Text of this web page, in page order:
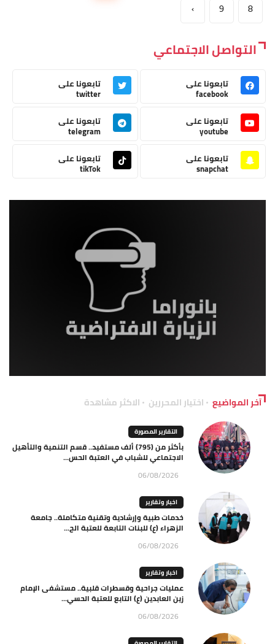
8
9
›
التواصل الاجتماعي
تابعونا على
facebook
تابعونا على
twitter
تابعونا على
youtube
تابعونا على
telegram
تابعونا على
snapchat
تابعونا على
tikTok
آخر المواضيع اختيار المحررين الاكثر مشاهدة
التقارير المصورة
بأكثر من (795) ألف مستفيد.. قسم التنمية والتأهيل
الاجتماعي للشباب في العتبة الحس...
06/08/2026
اخبار وتقارير
خدمات طبية وإرشادية وتقنية متكاملة.. جامعة
الزهراء (ع) للبنات التابعة للعتبة الح...
06/08/2026
اخبار وتقارير
عمليات جراحية وقسطرات قلبية.. مستشفى الإمام
زين العابدين (ع) التابع للعتبة الحسي...
06/08/2026